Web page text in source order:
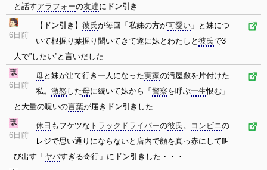
と話すアラフォーの友達に ドン引き
6日前
【 ドン引き 】 彼氏が毎回「私妹の方が可愛い 」と妹につ
いて根掘り葉掘り聞いてきて遂に妹とわたしと 彼氏で3
人で”したい”と言いだした
6日前
母と妹が出て行き一人になった実家の汚屋敷を片付けた
私。 激怒 した母に続いて妹から「 警察を呼ぶ一生恨む」
と大量の呪いの言葉が届き ドン引き した
6日前
休日 もフケツな トラック ドライバーの彼氏。 コンビニの
レジで思い通りにならないと店内で顔を真っ赤にして叫
び出す「 ヤバすぎる奇行」に ドン引き した・・・